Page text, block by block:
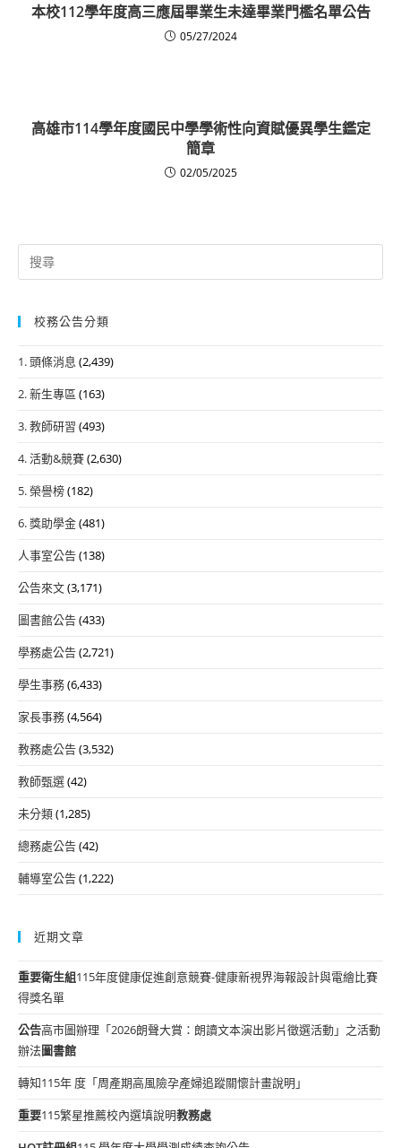
本校112學年度高三應屆畢業生未達畢業門檻名單公告
05/27/2024
高雄市114學年度國民中學學術性向資賦優異學生鑑定
簡章
02/05/2025
Search
for:
校務公告分類
1. 頭條消息 (2,439)
2. 新生專區 (163)
3. 教師研習 (493)
4. 活動&競賽(2,630)
5. 榮譽榜(182)
6. 獎助學金(481)
人事室公告(138)
公告來文(3,171)
圖書館公告(433)
學務處公告(2,721)
學生事務(6,433)
家長事務(4,564)
教務處公告(3,532)
教師甄選(42)
未分類(1,285)
總務處公告(42)
輔導室公告(1,222)
近期文章
重要衛生組115年度健康促進創意競賽-健康新視界海報設計與電繪比賽
得獎名單
公告高市圖辦理「2026朗聲大賞：朗讀文本演出影片徵選活動」之活動
辦法圖書館
轉知115年 度「周產期高風險孕產婦追蹤關懷計畫說明」
重要115繁星推薦校內選填說明教務處